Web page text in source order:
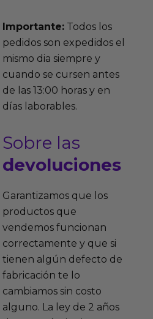
Importante:Todos los
pedidos son expedidos el
mismo dia siempre y
cuando se cursen antes
de las 13:00 horas y en
días laborables.
Sobre las
devoluciones
Garantizamos que los
productos que
vendemos funcionan
correctamente y que si
tienen algún defecto de
fabricación te lo
cambiamos sin costo
alguno. La ley de 2 años